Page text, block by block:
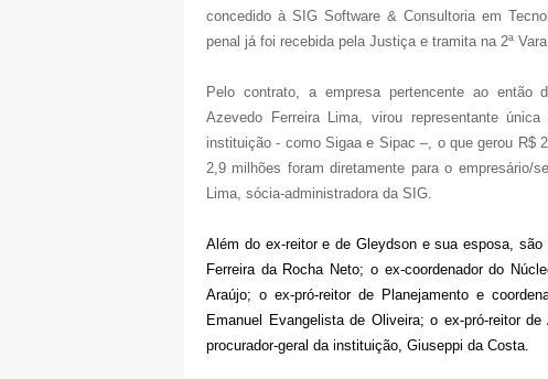
concedido à SIG Software & Consultoria em
penal já foi recebida pela Justiça e tramita na 2ª
Pelo contrato, a empresa pertencente ao então
Azevedo Ferreira Lima, virou representante
instituição - como Sigaa e Sipac –, o que gerou R$
2,9 milhões foram diretamente para o empresário/
Lima, sócia-administradora da SIG.
Além do ex-reitor e de Gleydson e sua esposa,
Ferreira da Rocha Neto; o ex-coordenador do
Araújo; o ex-pró-reitor de Planejamento e
Emanuel Evangelista de Oliveira; o ex-pró-reitor
procurador-geral da instituição, Giuseppi da Costa.